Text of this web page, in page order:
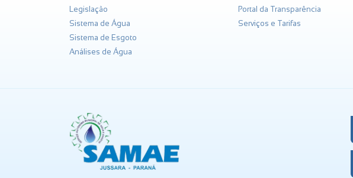
Legislação
Sistema de Água
Sistema de Esgoto
Análises de Água
Portal da Transparência
Serviços e Tarifas